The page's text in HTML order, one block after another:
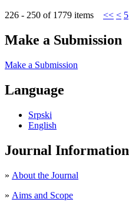
226 - 250 of 1779 items << < 5
Make a Submission
Make a Submission
Language
Srpski
English
Journal Information
» About the Journal
» Aims and Scope